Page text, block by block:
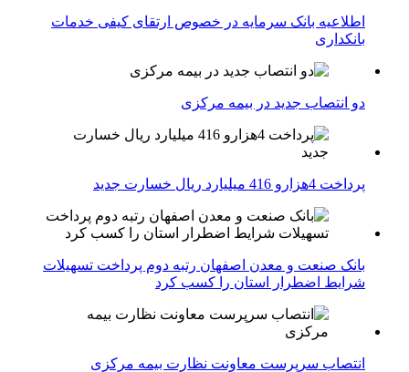
اطلاعیه بانک سرمایه در خصوص ارتقای کیفی خدمات
بانکداری
دو انتصاب جدید در بیمه مركزی
پرداخت 4هزارو 416 میلیارد ریال خسارت جدید
بانک صنعت و معدن اصفهان رتبه دوم پرداخت تسهیلات
شرایط اضطرار استان را کسب کرد
انتصاب سرپرست معاونت نظارت بیمه مرکزی